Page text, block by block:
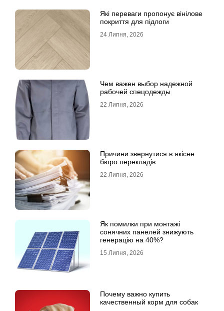
Які переваги пропонує вінілове
покриття для підлоги
24 Липня, 2026
Чем важен выбор надежной
рабочей спецодежды
22 Липня, 2026
Причини звернутися в якісне
бюро перекладів
22 Липня, 2026
Як помилки при монтажі
сонячних панелей знижують
генерацію на 40%?
15 Липня, 2026
Почему важно купить
качественный корм для собак